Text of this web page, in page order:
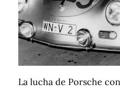
La lucha de Porsche